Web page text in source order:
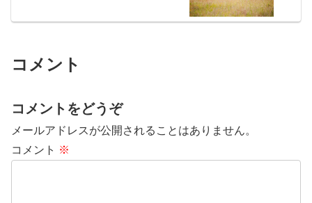
コメント
コメントをどうぞ
メールアドレスが公開されることはありません。
コメント ※